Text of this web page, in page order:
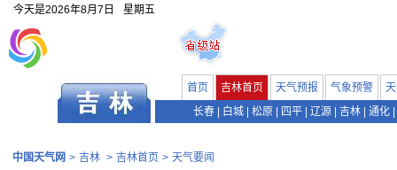
今天是2026年8月7日 星期五
首页 吉林首页 天气预报 气象预警
长春
白城 松原 四平 辽源 吉林 通化
中国天气网 > 吉林 > 吉林首页 > 天气要闻